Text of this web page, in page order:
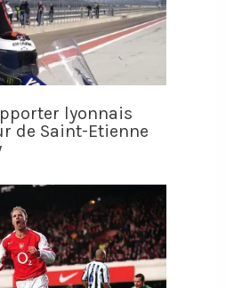
lyonnais
de Saint-Etienne